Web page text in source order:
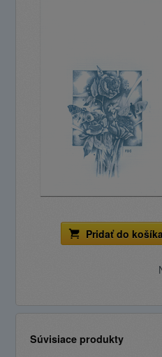
Pridať do košíka
Súvisiace produkty